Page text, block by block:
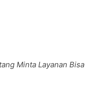
Minta Layanan Bisa